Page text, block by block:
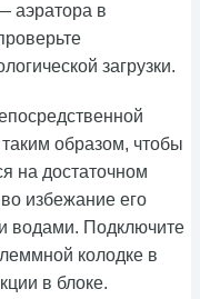
аэратора в
загрузки.
образом, чтобы
на достаточном
избежание его
водами. Подключите
колодке в
в блоке.